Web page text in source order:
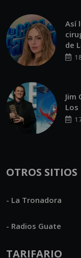
Así
de
Jim
Los
OTROS SITIOS
- La Tronadora
- Radios Guate
TARIFARIO